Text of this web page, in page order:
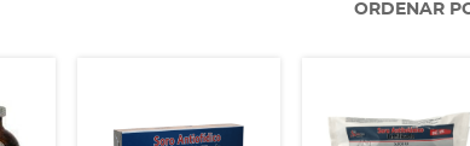
ORDENAR